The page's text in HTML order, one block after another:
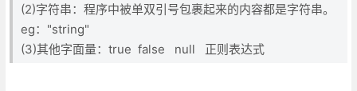
(2)字符串：程序中被单双引号包裹起来的内容都是字符串。
eg："string"
(3)其他字面量：true false null 正则表达式